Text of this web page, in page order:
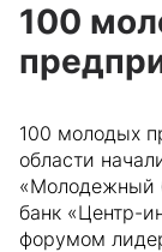
100
100 молодых
области
«Молодежный
банк «Центр-
форумом